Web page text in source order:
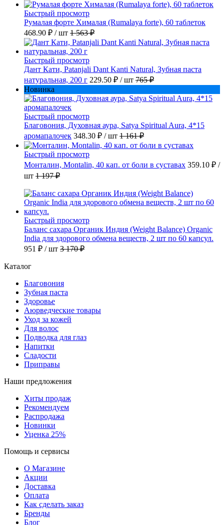
Быстрый просмотр
Румалая форте Хималая (Rumalaya forte), 60 таблеток
468.90 ₽ / шт 1 563 ₽
Быстрый просмотр
Дант Кати, Patanjali Dant Kanti Natural, Зубная паста
натуральная, 200 г 229.50 ₽ / шт 765 ₽
Новинка
Быстрый просмотр
Благовония, Духовная аура, Satya Spiritual Aura, 4*15
аромапалочек 348.30 ₽ / шт 1 161 ₽
Быстрый просмотр
Монталин, Montalin, 40 кап. от боли в суставах 359.10 ₽ /
шт 1 197 ₽
Быстрый просмотр
Баланс сахара Органик Индия (Weight Balance) Organic
India для здорового обмена веществ, 2 шт по 60 капсул.
951 ₽ / шт 3 170 ₽
Каталог
Благовония
Зубная паста
Здоровье
Аюрведческие товары
Уход за кожей
Для волос
Подводка для глаз
Напитки
Сладости
Приправы
Наши предложения
Хиты продаж
Рекомендуем
Распродажа
Новинки
Уценка 25%
Помощь и сервисы
О Магазине
Акции
Доставка
Оплата
Как сделать заказ
Бренды
Блог